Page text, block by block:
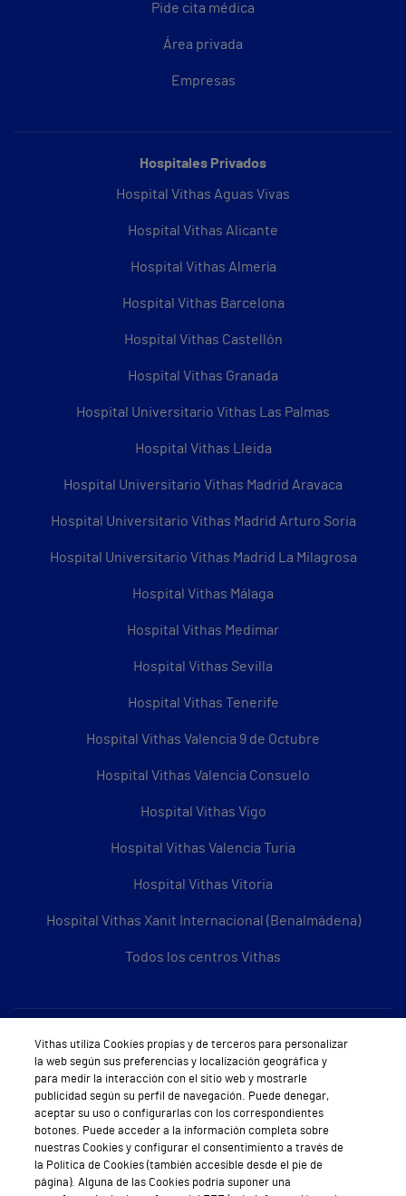
Pide cita médica
Área privada
Empresas
Hospitales Privados
Hospital Vithas Aguas Vivas
Hospital Vithas Alicante
Hospital Vithas Almería
Hospital Vithas Barcelona
Hospital Vithas Castellón
Hospital Vithas Granada
Hospital Universitario Vithas Las Palmas
Hospital Vithas Lleida
Hospital Universitario Vithas Madrid Aravaca
Hospital Universitario Vithas Madrid Arturo Soria
Hospital Universitario Vithas Madrid La Milagrosa
Hospital Vithas Málaga
Hospital Vithas Medimar
Hospital Vithas Sevilla
Hospital Vithas Tenerife
Hospital Vithas Valencia 9 de Octubre
Hospital Vithas Valencia Consuelo
Hospital Vithas Vigo
Hospital Vithas Valencia Turia
Hospital Vithas Vitoria
Hospital Vithas Xanit Internacional (Benalmádena)
Todos los centros Vithas
Sobre Vithas
Quiénes somos
Trabajar en Vithas
Teléfono Cita Médica
Teléfono Atención al Cliente
Vithas utiliza Cookies propias y de terceros para personalizar
la web según sus preferencias y localización geográfica y
para medir la interacción con el sitio web y mostrarle
publicidad según su perfil de navegación. Puede denegar,
aceptar su uso o configurarlas con los correspondientes
botones. Puede acceder a la información completa sobre
nuestras Cookies y configurar el consentimiento a través de
la Política de Cookies (también accesible desde el pie de
página). Alguna de las Cookies podría suponer una